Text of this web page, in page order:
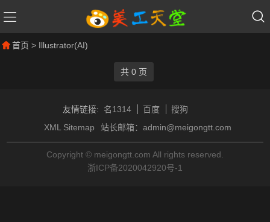
首页 > Illustrator(AI)
共 0 页
友情链接: 名1314 百度
搜狗
XML Sitemap
站长邮箱：admin@meigongtt.com
Copyright © meigongtt.com All rights reserved.
浙ICP备2020042920号-1